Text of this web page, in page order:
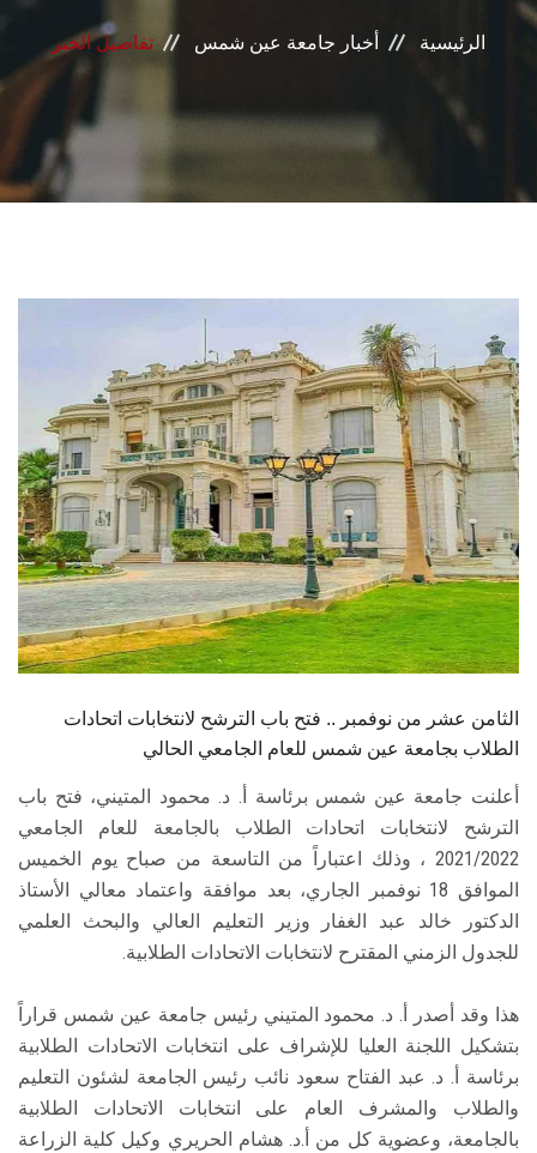
المراكز والوحدات
الأنظمة الذكية
الإعلام
الطلاب
هيئة التدريس
الدراسات العليا
الخريجين
الموظفون
الزائـرون
الرئيسية أخبار جامعة عين شمس تفاصيل الخبر
الثامن عشر من نوفمبر .. فتح باب الترشح لانتخابات اتحادات
الطلاب بجامعة عين شمس للعام الجامعي الحالي
أعلنت جامعة عين شمس برئاسة أ. د. محمود المتيني، فتح باب
الترشح لانتخابات اتحادات الطلاب بالجامعة للعام الجامعي
2021/2022 ، وذلك اعتباراً من التاسعة من صباح يوم الخميس
الموافق 18 نوفمبر الجاري، بعد موافقة واعتماد معالي الأستاذ
الدكتور خالد عبد الغفار وزير التعليم العالي والبحث العلمي
للجدول الزمني المقترح لانتخابات الاتحادات الطلابية.
هذا وقد أصدر أ. د. محمود المتيني رئيس جامعة عين شمس قراراً
بتشكيل اللجنة العليا للإشراف على انتخابات الاتحادات الطلابية
برئاسة أ. د. عبد الفتاح سعود نائب رئيس الجامعة لشئون التعليم
والطلاب والمشرف العام على انتخابات الاتحادات الطلابية
بالجامعة، وعضوية كل من أ.د. هشام الحريري وكيل كلية الزراعة